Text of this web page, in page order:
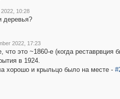
10:28
деревья?
2022, 17:23
что это ~1860-е (когда реставрвция
в 1924.
хорошо и крыльцо было на месте -